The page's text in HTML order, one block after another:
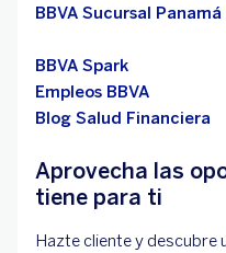
BBVA Sucursal Panamá
BBVA Spark
Empleos BBVA
Blog Salud Financiera
Aprovecha las
tiene para ti
Hazte cliente y descubre